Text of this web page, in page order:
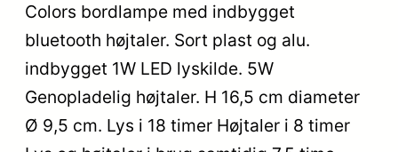
3.8ud af
5
baseret
kundebed
ømmels
Colors bordlampe med indbygget
bluetooth højtaler. Sort plast og alu.
indbygget 1W LED lyskilde. 5W
Genopladelig højtaler. H 16,5 cm diameter
Ø 9,5 cm. Lys i 18 timer Højtaler i 8 timer